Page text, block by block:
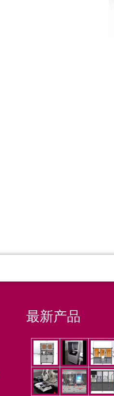
最新产品